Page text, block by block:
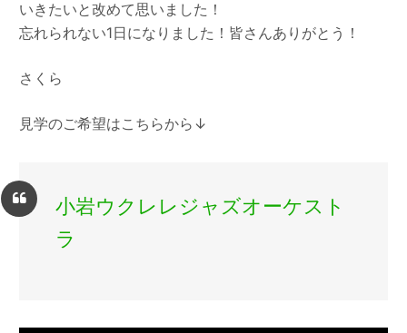
いきたいと改めて思いました！
忘れられない1日になりました！皆さんありがとう！
さくら
見学のご希望はこちらから↓
小岩ウクレレジャズオーケスト
ラ